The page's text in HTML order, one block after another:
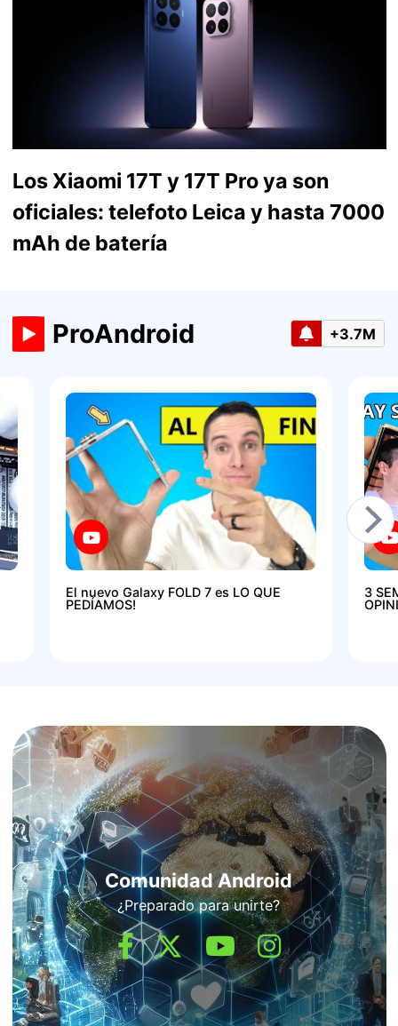
Los Xiaomi 17T y 17T Pro ya son
oficiales: telefoto Leica y hasta 7000
mAh de batería
ProAndroid +3.7M
El nuevo Galaxy FOLD 7 es LO QUE
PEDÍAMOS!
3
Comunidad Android
¿Preparado para unirte?